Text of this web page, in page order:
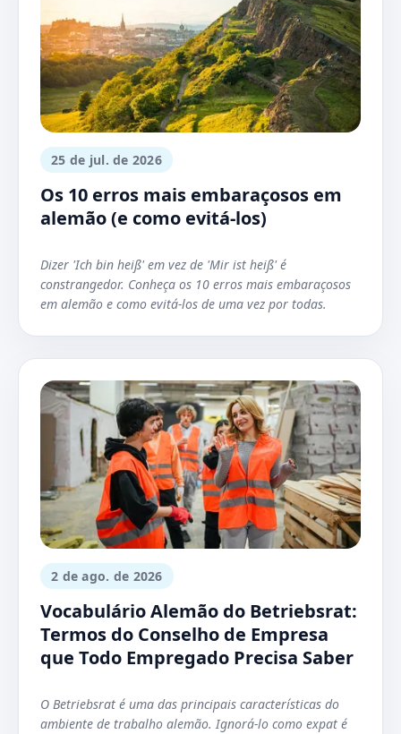
25 de jul. de 2026
Os 10 erros mais embaraçosos em
alemão (e como evitá-los)
Dizer 'Ich bin heiß' em vez de 'Mir ist heiß' é
constrangedor. Conheça os 10 erros mais embaraçosos
em alemão e como evitá-los de uma vez por todas.
2 de ago. de 2026
Vocabulário Alemão do Betriebsrat:
Termos do Conselho de Empresa
que Todo Empregado Precisa Saber
O Betriebsrat é uma das principais características do
ambiente de trabalho alemão. Ignorá-lo como expat é